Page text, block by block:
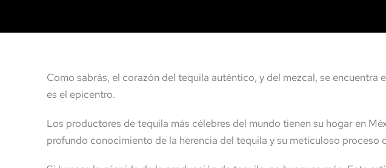
Como sabrás, el corazón del tequila auténtico, y del mezcal, se
es el epicentro.
Los productores de tequila más célebres del mundo tienen su hogar en
profundo conocimiento de la herencia del tequila y su meticuloso proceso